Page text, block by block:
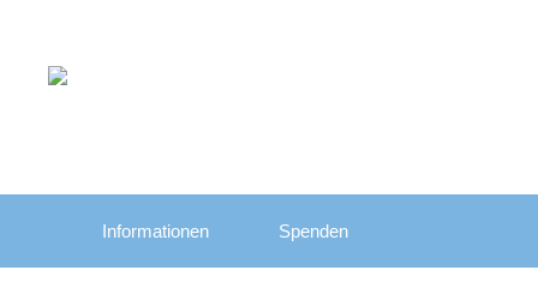
Informationen Spenden